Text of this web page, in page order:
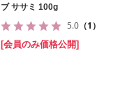
ブ ササミ 100g
5.0 （1）
[会員のみ価格公開]